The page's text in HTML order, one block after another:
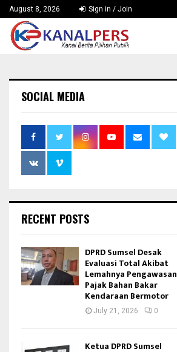
August 8, 2026 Sign in / Join
SOCIAL MEDIA
RECENT POSTS
DPRD Sumsel Desak
Evaluasi Total Akibat
Lemahnya Pengawasan
Pajak Bahan Bakar
Kendaraan Bermotor
July 21, 2026 0
Ketua DPRD Sumsel